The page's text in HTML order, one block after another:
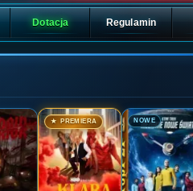
Dotacja Regulamin
🎬★ PREMIERA 🎬NOWE